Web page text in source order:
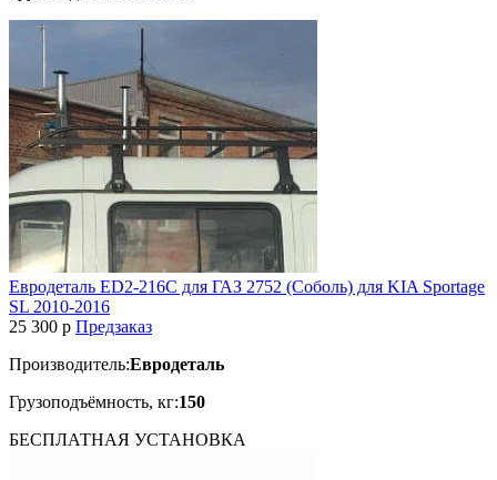
Евродеталь ED2-216C для ГАЗ 2752 (Соболь) для KIA Sportage
SL 2010-2016
25 300 p Предзаказ
Производитель:Евродеталь
Грузоподъёмность, кг:150
БЕСПЛАТНАЯ УСТАНОВКА